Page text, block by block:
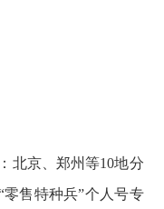
北京、郑州等10地分
售特种兵”个人号专